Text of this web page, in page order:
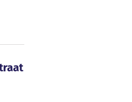
Elisabeth